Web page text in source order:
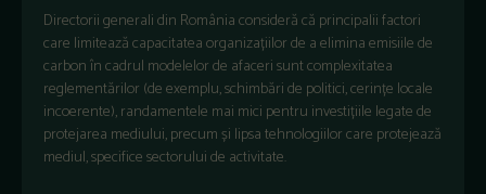
Directorii generali din România consideră că principalii factori
care limitează capacitatea organizațiilor de a elimina emisiile de
carbon în cadrul modelelor de afaceri sunt complexitatea
reglementărilor (de exemplu, schimbări de politici, cerințe locale
incoerente), randamentele mai mici pentru investițiile legate de
protejarea mediului, precum și lipsa tehnologiilor care protejează
mediul, specifice sectorului de activitate.